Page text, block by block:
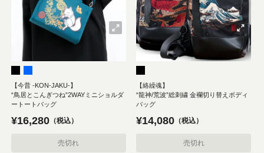
【今昔 -KON-JAKU-】
“鳥居とこんぎつね”2WAYミニショルダ
ートートバッグ
¥16,280 税込
売切れ
【絡繰魂】
“龍神/荒波”総刺繍 金襴切り替えボディ
バッグ
¥14,080 税込
売切れ